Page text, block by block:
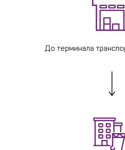
До терминала